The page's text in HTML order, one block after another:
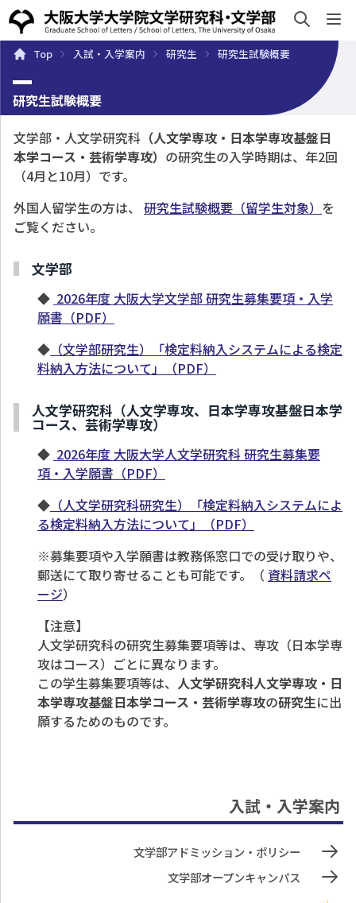
概要 学部・大学院 キャンパスライフ 入試・入学案
Top 入試・入学案内 研究生 研究生試験概要
研究生試験概要
文学部・人文学研究科 （人文学専攻・日本学専攻基盤日
本学コース・芸術学専攻） の研究生の入学時期は、年2回
（4月と10月）です。
外国人留学生の方は、 研究生試験概要（留学生対象） を
ご覧ください。
文学部
◆ 2026年度 大阪大学文学部 研究生募集要項・入学
願書（PDF）
◆ （文学部研究生）「検定料納入システムによる検定
料納入方法について」（PDF）
人文学研究科（人文学専攻、日本学専攻基盤日本学
コース、芸術学専攻）
◆ 2026年度 大阪大学人文学研究科 研究生募集要
項・入学願書（PDF）
◆ （人文学研究科研究生）「検定料納入システムによ
る検定料納入方法について」（PDF）
※募集要項や入学願書は教務係窓口での受け取りや、
郵送にて取り寄せることも可能です。（ 資料請求ペ
ージ）
【注意】
人文学研究科の研究生募集要項等は、専攻（日本学専
攻はコース）ごとに異なります。
この学生募集要項等は、 人文学研究科人文学専攻・日
本学専攻基盤日本学コース・芸術学専攻の研究生に出
願するためのものです。
入試・入学案内
文学部アドミッション・ポリシー
文学部オープンキャンパス